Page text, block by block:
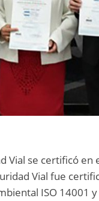
Vial se certificó
Vial fue
ISO 14001